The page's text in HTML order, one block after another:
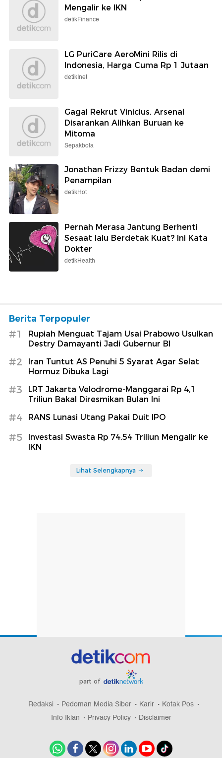
Mengalir ke IKN
detikFinance
LG PuriCare AeroMini Rilis di
Indonesia, Harga Cuma Rp 1 Jutaan
detikInet
Gagal Rekrut Vinicius, Arsenal
Disarankan Alihkan Buruan ke
Mitoma
Sepakbola
Jonathan Frizzy Bentuk Badan demi
Penampilan
detikHot
Pernah Merasa Jantung Berhenti
Sesaat lalu Berdetak Kuat? Ini Kata
Dokter
detikHealth
Berita Terpopuler
#1
Rupiah Menguat Tajam Usai Prabowo Usulkan
Destry Damayanti Jadi Gubernur BI
#2
Iran Tuntut AS Penuhi 5 Syarat Agar Selat
Hormuz Dibuka Lagi
#3
LRT Jakarta Velodrome-Manggarai Rp 4,1
Triliun Bakal Diresmikan Bulan Ini
#4 RANS Lunasi Utang Pakai Duit IPO
#5
Investasi Swasta Rp 74,54 Triliun Mengalir ke
IKN
Lihat Selengkapnya
part of
Redaksi Pedoman Media Siber Karir
Kotak Pos
Info Iklan
Privacy Policy Disclaimer